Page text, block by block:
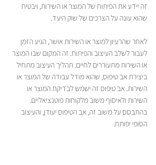
זה יידע את הפיתוח של המוצר או השירות, ויבטיח
שהוא עונה על הצרכים של שוק היעד.
לאחר שהרעיון למוצר או השירות אושר, הגיע הזמן
לעבור לשלב העיצוב והפיתוח. זה המקום שבו המוצר
או השירות מתעוררים לחיים. תהליך העיצוב מתחיל
ביצירת אב טיפוס, שהוא מודל עבודה של המוצר או
השירות. אב טיפוס זה ישמש לבדיקת המוצר או
השירות ולאיסוף משוב מלקוחות פוטנציאליים.
בהתבסס על משוב זה, אב הטיפוס יעודן, והעיצוב
הסופי יפותח.